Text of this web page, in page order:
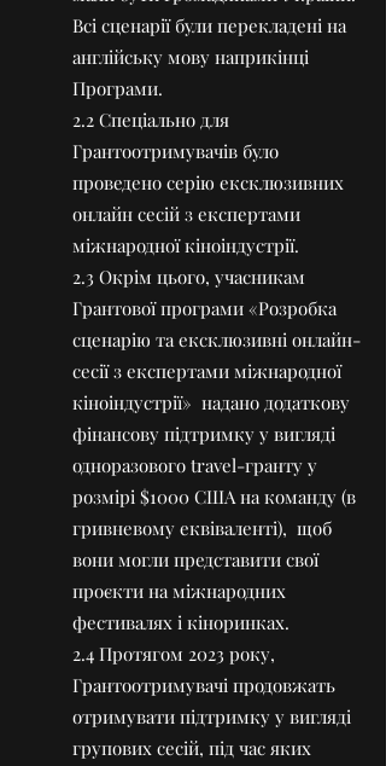
Всі сценарії були перекладені на
англійську мову наприкінці
Програми.
2.2 Спеціально для
Грантоотримувачів було
проведено серію ексклюзивних
онлайн сесій з експертами
міжнародної кіноіндустрії.
2.3 Окрім цього, учасникам
Грантової програми «Розробка
сценарію та ексклюзивні онлайн-
сесії з експертами міжнародної
кіноіндустрії» надано додаткову
фінансову підтримку у вигляді
одноразового travel-гранту у
розмірі $1000 США на команду (в
гривневому еквіваленті), щоб
вони могли представити свої
проєкти на міжнародних
фестивалях і кіноринках.
2.4 Протягом 2023 року,
Грантоотримувачі продовжать
отримувати підтримку у вигляді
групових сесій, під час яких